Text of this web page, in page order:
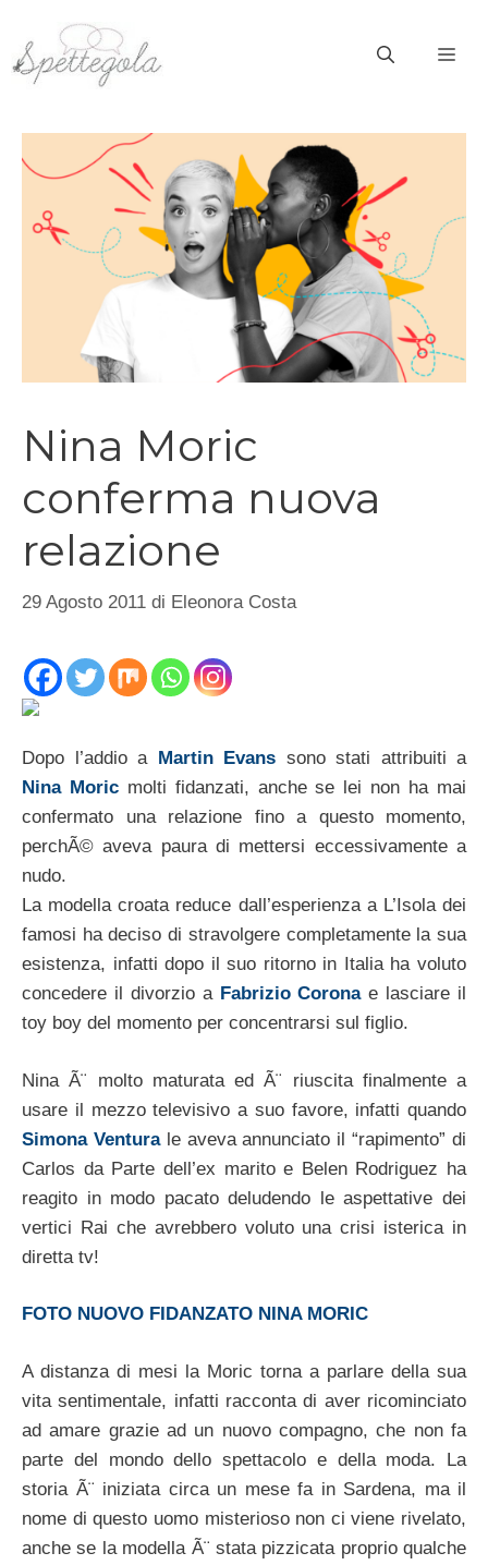
contenuto
Nina Moric
conferma nuova
relazione
29 Agosto 2011 di Eleonora Costa
Dopo l’addio a Martin Evans sono stati attribuiti a
Nina Moricmolti fidanzati, anche se lei non ha mai
confermato una relazione fino a questo momento,
perchÃ© aveva paura di mettersi eccessivamente a
nudo.
La modella croata reduce dall’esperienza a L’Isola dei
famosi ha deciso di stravolgere completamente la sua
esistenza, infatti dopo il suo ritorno in Italia ha voluto
concedere il divorzio a Fabrizio Coronae lasciare il
toy boy del momento per concentrarsi sul figlio.
Nina Ã¨ molto maturata ed Ã¨ riuscita finalmente a
usare il mezzo televisivo a suo favore, infatti quando
Simona Venturale aveva annunciato il “rapimento” di
Carlos da Parte dell’ex marito e Belen Rodriguez ha
reagito in modo pacato deludendo le aspettative dei
vertici Rai che avrebbero voluto una crisi isterica in
diretta tv!
FOTO NUOVO FIDANZATO NINA MORIC
A distanza di mesi la Moric torna a parlare della sua
vita sentimentale, infatti racconta di aver ricominciato
ad amare grazie ad un nuovo compagno, che non fa
parte del mondo dello spettacolo e della moda. La
storia Ã¨ iniziata circa un mese fa in Sardena, ma il
nome di questo uomo misterioso non ci viene rivelato,
anche se la modella Ã¨ stata pizzicata proprio qualche